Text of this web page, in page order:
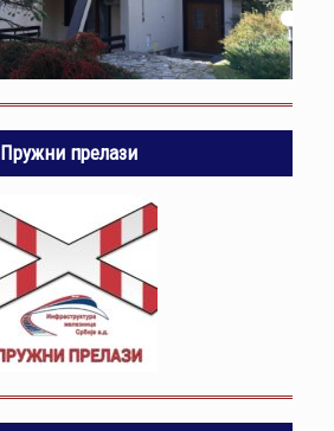
Пружни прелази